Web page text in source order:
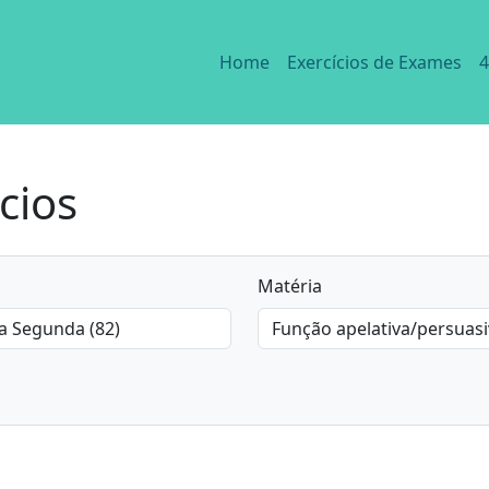
Home Exercícios de Exames
Matéria